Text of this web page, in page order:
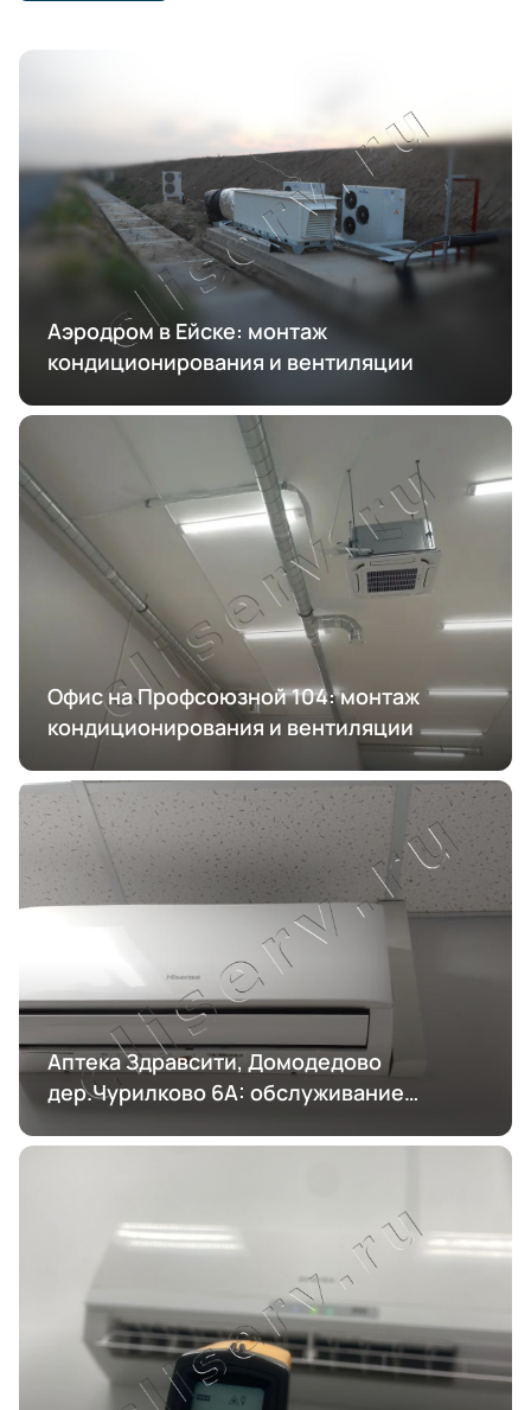
Аэродром в Ейске: монтаж
кондиционирования и вентиляции
Офис на Профсоюзной 104: монтаж
кондиционирования и вентиляции
Аптека Здравсити, Домодедово
дер.Чурилково 6А: обслуживание